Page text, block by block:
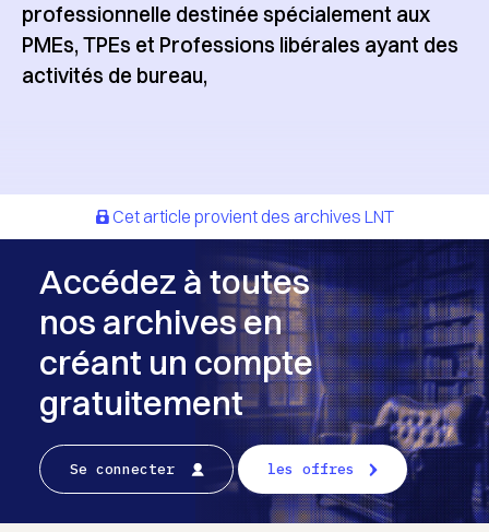
professionnelle destinée spécialement aux
PMEs, TPEs et Professions libérales ayant des
activités de bureau,
Cet article provient des archives LNT
Accédez à toutes
nos archives en
créant un compte
gratuitement
Se connecter les offres